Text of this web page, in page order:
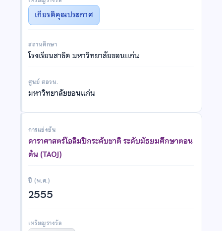
เกียรติคุณประกาศ
สถานศึกษา
โรงเรียนสาธิต มหาวิทยาลัยขอนแก่น
ศูนย์ สอวน.
มหาวิทยาลัยขอนแก่น
การแข่งขัน
ดาราศาสตร์โอลิมปิกระดับชาติ ระดับมัธยมศึกษาตอน
ต้น (TAOJ)
ปี (พ.ศ.)
2555
เหรียญรางวัล